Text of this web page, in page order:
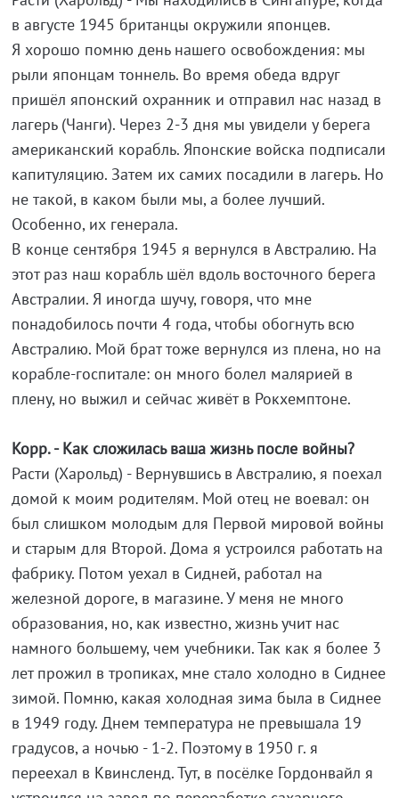
в августе 1945 британцы окружили японцев.
Я хорошо помню день нашего освобождения: мы
рыли японцам тоннель. Во время обеда вдруг
пришёл японский охранник и отправил нас назад в
лагерь (Чанги). Через 2-3 дня мы увидели у берега
американский корабль. Японские войска подписали
капитуляцию. Затем их самих посадили в лагерь. Но
не такой, в каком были мы, а более лучший.
Особенно, их генерала.
В конце сентября 1945 я вернулся в Австралию. На
этот раз наш корабль шёл вдоль восточного берега
Австралии. Я иногда шучу, говоря, что мне
понадобилось почти 4 года, чтобы обогнуть всю
Австралию. Мой брат тоже вернулся из плена, но на
корабле-госпитале: он много болел малярией в
плену, но выжил и сейчас живёт в Рокхемптоне.
Корр. - Как сложилась ваша жизнь после войны?
Расти (Харольд) - Вернувшись в Австралию, я поехал
домой к моим родителям. Мой отец не воевал: он
был слишком молодым для Первой мировой войны
и старым для Второй. Дома я устроился работать на
фабрику. Потом уехал в Сидней, работал на
железной дороге, в магазине. У меня не много
образования, но, как известно, жизнь учит нас
намного большему, чем учебники. Так как я более 3
лет прожил в тропиках, мне стало холодно в Сиднее
зимой. Помню, какая холодная зима была в Сиднее
в 1949 году. Днем температура не превышала 19
градусов, а ночью - 1-2. Поэтому в 1950 г. я
переехал в Квинсленд. Тут, в посёлке Гордонвайл я